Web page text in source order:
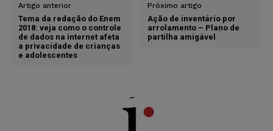
Artigo anterior
Tema da redação do Enem
2018: veja como o controle
de dados na internet afeta
a privacidade de crianças
e adolescentes
Próximo artigo
Ação de inventário por
arrolamento – Plano de
partilha amigável